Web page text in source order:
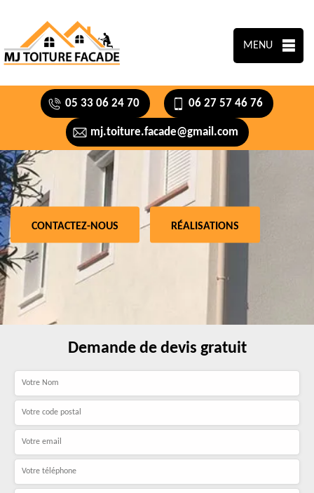
MENU
05 33 06 24 70 06 27 57 46 76
mj.toiture.facade@gmail.com
CONTACTEZ-NOUS RÉALISATIONS
Demande de devis gratuit